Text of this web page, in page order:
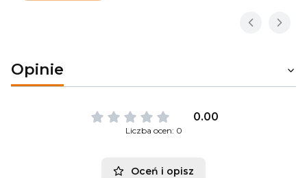
Opinie
0.00
Liczba ocen: 0
Oceń i opisz